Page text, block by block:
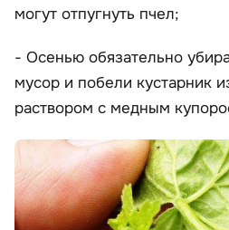
могут отпугнуть пчел;
- Осенью обязательно
мусор и побели кустарник
раствором с медным